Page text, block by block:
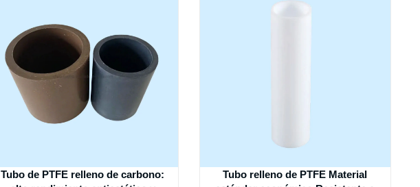
Tubo de PTFE relleno de carbono:
Tubo relleno de PTFE Material